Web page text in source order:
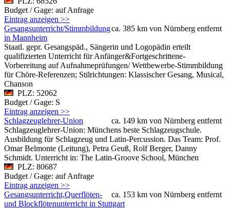
Budget / Gage: auf Anfrage
Eintrag anzeigen >>
ca. 385 km von Nürnberg entfernt
Gesangsunterricht/Stimmbildung
in Mannheim
Staatl. gepr. Gesangspäd., Sängerin und Logopädin erteilt
qualifizierten Unterricht für Anfänger&Fortgeschrittene-
Vorbereitung auf Aufnahmeprüfungen/ Wettbewerbe-Stimmbildung
für Chöre-Referenzen; Stilrichtungen: Klassischer Gesang, Musical,
Chanson
PLZ: 52062
Budget / Gage: S
Eintrag anzeigen >>
ca. 149 km von Nürnberg entfernt
Schlagzeuglehrer-Union
Schlagzeuglehrer-Union: Münchens beste Schlagzeugschule.
Ausbildung für Schlagzeug und Latin-Percussion. Das Team: Prof.
Omar Belmonte (Leitung), Petra Geuß, Rolf Berger, Danny
Schmidt. Unterricht in: The Latin-Groove School, München
PLZ: 80687
Budget / Gage: auf Anfrage
Eintrag anzeigen >>
ca. 153 km von Nürnberg entfernt
Gesangsunterricht,Querflöten-
und Blockflötenunterricht in Stuttgart